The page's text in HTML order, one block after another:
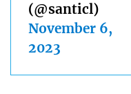
(@santicl)
November 6,
2023